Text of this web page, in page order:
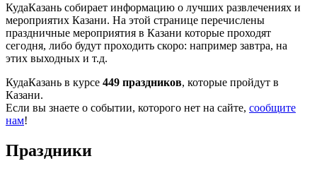
КудаКазань собирает информацию о лучших развлечениях и
мероприятих Казани. На этой странице перечислены
праздничные мероприятия в Казани которые проходят
сегодня, либо будут проходить скоро: например завтра, на
этих выходных и т.д.
КудаКазань в курсе 449 праздников, которые пройдут в
Казани.
Если вы знаете о событии, которого нет на сайте, сообщите
нам!
Праздники